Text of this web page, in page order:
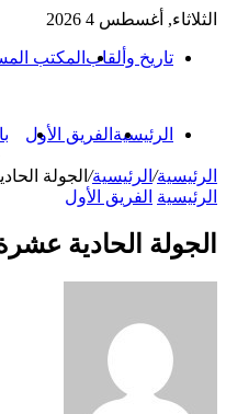
الثلاثاء, أغسطس 4 2026
تاريخ وألقاب المكتب
الرئيسية الفريق الأول
الرئيسية/ الرئيسية/ الجولة
الرئيسية الفريق الأول
الجولة الحادية